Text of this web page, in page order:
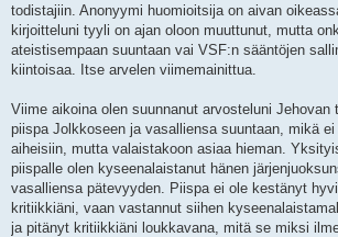
todistajiin. Anonyymi huomioitsija on aivan
kirjoitteluni tyyli on ajan oloon muuttunut, mutta
ateistisempaan suuntaan vai VSF:n sääntöjen
kiintoisaa. Itse arvelen viimemainittua.
Viime aikoina olen suunnanut arvosteluni Jehovan
piispa Jolkkoseen ja vasalliensa suuntaan, mikä
aiheisiin, mutta valaistakoon asiaa hieman.
piispalle olen kyseenalaistanut hänen
vasalliensa pätevyyden. Piispa ei ole kestänyt
kritiikkiäni, vaan vastannut siihen
ja pitänyt kritiikkiäni loukkavana, mitä se miksi